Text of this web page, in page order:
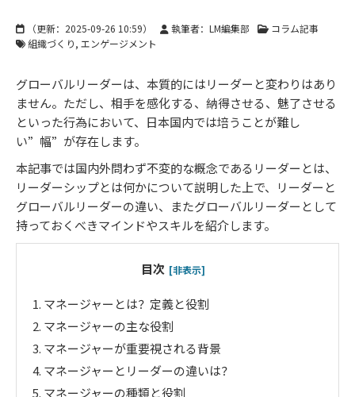
（更新： 2025-09-26 10:59） 執筆者：LM編集部
コラム記事
組織づくり エンゲージメント
グローバルリーダーは、本質的にはリーダーと変わりはあり
ません。ただし、相手を感化する、納得させる、魅了させる
といった行為において、日本国内では培うことが難し
い”幅”が存在します。
本記事では国内外問わず不変的な概念であるリーダーとは、
リーダーシップとは何かについて説明した上で、リーダーと
グローバルリーダーの違い、またグローバルリーダーとして
持っておくべきマインドやスキルを紹介します。
目次 [非表示]
1. マネージャーとは？定義と役割
2. マネージャーの主な役割
3. マネージャーが重要視される背景
4. マネージャーとリーダーの違いは？
5. マネージャーの種類と役割